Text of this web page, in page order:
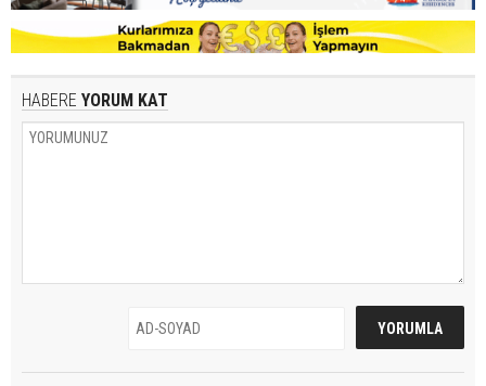
HABERE YORUM KAT